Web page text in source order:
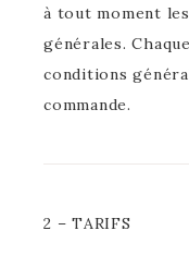
à tout moment
générales.
conditions
commande.
2 – TARIFS